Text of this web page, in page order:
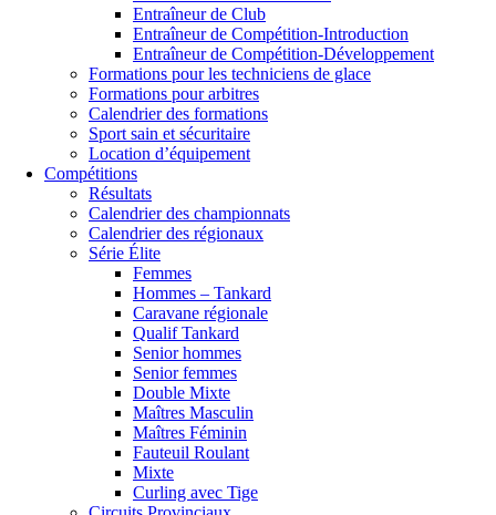
Entraîneur de Club
Entraîneur de Compétition-Introduction
Entraîneur de Compétition-Développement
Formations pour les techniciens de glace
Formations pour arbitres
Calendrier des formations
Sport sain et sécuritaire
Location d’équipement
Compétitions
Résultats
Calendrier des championnats
Calendrier des régionaux
Série Élite
Femmes
Hommes – Tankard
Caravane régionale
Qualif Tankard
Senior hommes
Senior femmes
Double Mixte
Maîtres Masculin
Maîtres Féminin
Fauteuil Roulant
Mixte
Curling avec Tige